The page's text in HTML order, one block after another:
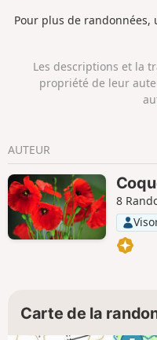
Pour plus de randonnées,
Les descriptions et la
propriété de leur
AUTEUR
8
Carte de la